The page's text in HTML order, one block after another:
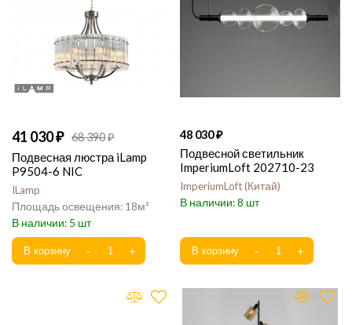
41 030 68 390
Подвесная люстра iLamp
P9504-6 NIC
ILamp
18
5
48 030
Подвесной светильник
ImperiumLoft 202710-23
ImperiumLoft Китай
8